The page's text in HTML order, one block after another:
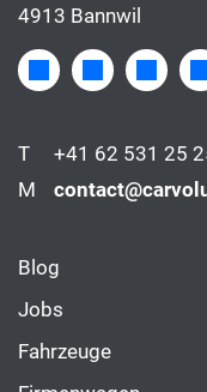
4913 Bannwil
T +41 62 531 25
M
Blog
Jobs
Fahrzeuge